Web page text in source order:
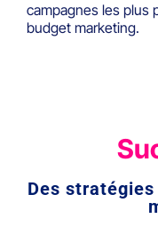
campagnes les plus
budget marketing.
Des